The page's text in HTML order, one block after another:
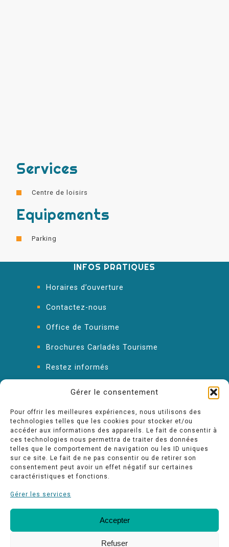
Gérer le consentement
Pour offrir les meilleures expériences, nous utilisons des
technologies telles que les cookies pour stocker et/ou
accéder aux informations des appareils. Le fait de consentir à
ces technologies nous permettra de traiter des données
telles que le comportement de navigation ou les ID uniques
sur ce site. Le fait de ne pas consentir ou de retirer son
consentement peut avoir un effet négatif sur certaines
caractéristiques et fonctions.
Gérer les services
Accepter
Refuser
Services
Centre de loisirs
Equipements
Parking
INFOS PRATIQUES
Horaires d’ouverture
Contactez-nous
Office de Tourisme
Brochures Carladès Tourisme
Restez informés
FAQ : les réponses à vos questions
Nos engagements Qualité